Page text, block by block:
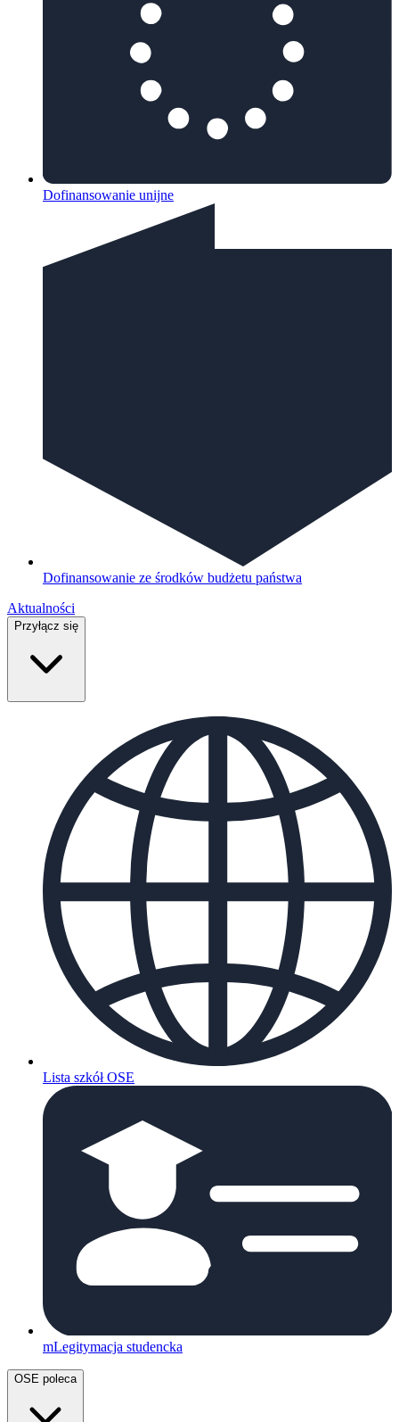
Dofinansowanie unijne
Dofinansowanie ze środków budżetu państwa
Aktualności
Przyłącz się
Lista szkół OSE
mLegitymacja studencka
OSE poleca